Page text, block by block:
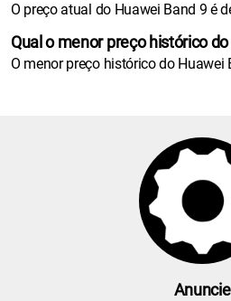
O preço atual do Huawei Band 9 é
Qual o menor preço histórico
O menor preço histórico do Huawei
Anuncie